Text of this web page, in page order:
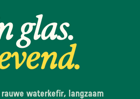
glas.
waterkefir, langzaam